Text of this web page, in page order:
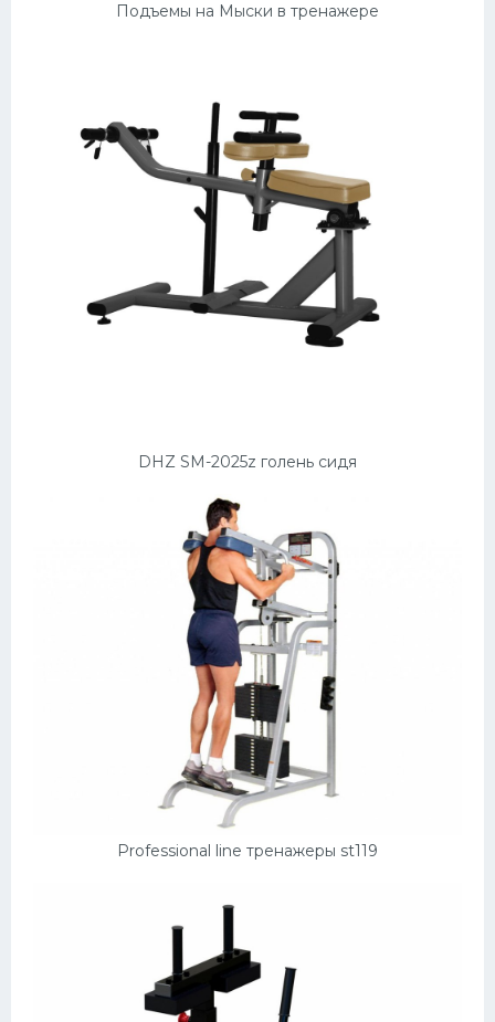
Подъемы на Мыски в тренажере
DHZ SM-2025z голень сидя
Professional line тренажеры st119